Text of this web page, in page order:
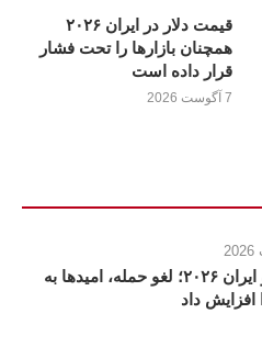
قیمت دلار در ایران ۲۰۲۶
همچنان بازارها را تحت فشار
قرار داده است
7 آگوست 2026
ترامپ و ایران ۲۰۲۶؛ لغو حمله، امیدها به
افزایش داد